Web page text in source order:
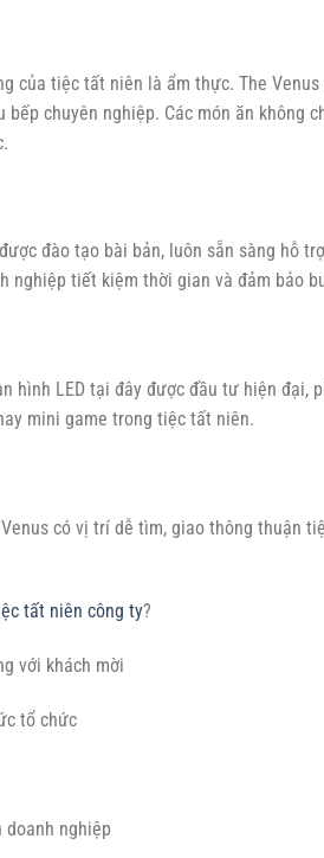
của tiệc tất niên là ẩm thực. The
bếp chuyên nghiệp. Các món ăn không
đào tạo bài bản, luôn sẵn sàng hỗ
nghiệp tiết kiệm thời gian và đảm bảo
hình LED tại đây được đầu tư hiện đại,
mini game trong tiệc tất niên.
có vị trí dễ tìm, giao thông thuận
tất niên công ty?
với khách mời
tổ chức
nghiệp